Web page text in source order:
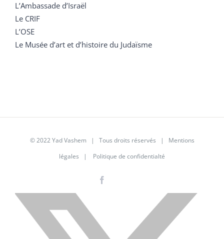
L’Ambassade d’Israël
Le CRIF
L’OSE
Le Musée d’art et d’histoire du Judaïsme
© 2022 Yad Vashem | Tous droits réservés | Mentions
légales | Politique de confidentialté
X